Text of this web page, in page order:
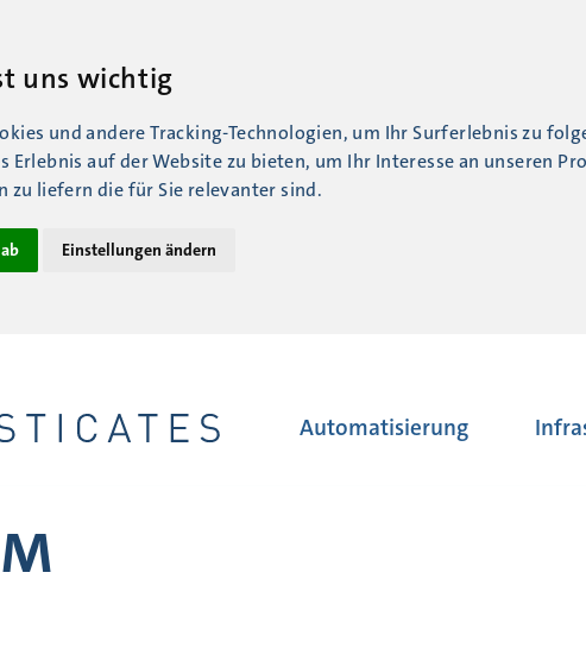
uns wichtig
und andere Tracking-Technologien, um Ihr Surferlebnis zu
Erlebnis auf der Website zu bieten, um Ihr Interesse an unseren
zu liefern die für Sie relevanter sind.
Einstellungen ändern
Automatisierung